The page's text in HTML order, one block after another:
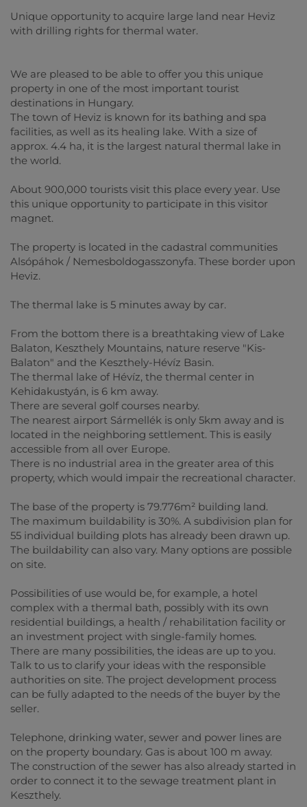
Unique opportunity to acquire large land near Heviz
with drilling rights for thermal water.
We are pleased to be able to offer you this unique
property in one of the most important tourist
destinations in Hungary.
The town of Heviz is known for its bathing and spa
facilities, as well as its healing lake. With a size of
approx. 4.4 ha, it is the largest natural thermal lake in
the world.
About 900,000 tourists visit this place every year. Use
this unique opportunity to participate in this visitor
magnet.
The property is located in the cadastral communities
Alsópáhok / Nemesboldogasszonyfa. These border upon
Heviz.
The thermal lake is 5 minutes away by car.
From the bottom there is a breathtaking view of Lake
Balaton, Keszthely Mountains, nature reserve "Kis-
Balaton" and the Keszthely-Hévíz Basin.
The thermal lake of Hévíz, the thermal center in
Kehidakustyán, is 6 km away.
There are several golf courses nearby.
The nearest airport Sármellék is only 5km away and is
located in the neighboring settlement. This is easily
accessible from all over Europe.
There is no industrial area in the greater area of this
property, which would impair the recreational character.
The base of the property is 79.776m² building land.
The maximum buildability is 30%. A subdivision plan for
55 individual building plots has already been drawn up.
The buildability can also vary. Many options are possible
on site.
Possibilities of use would be, for example, a hotel
complex with a thermal bath, possibly with its own
residential buildings, a health / rehabilitation facility or
an investment project with single-family homes.
There are many possibilities, the ideas are up to you.
Talk to us to clarify your ideas with the responsible
authorities on site. The project development process
can be fully adapted to the needs of the buyer by the
seller.
Telephone, drinking water, sewer and power lines are
on the property boundary. Gas is about 100 m away.
The construction of the sewer has also already started in
order to connect it to the sewage treatment plant in
Keszthely.